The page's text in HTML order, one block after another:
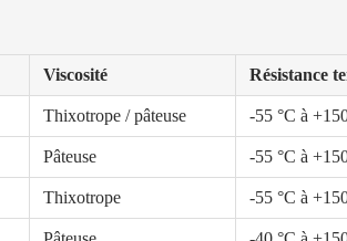
Viscosité Résistance
Thixotrope / pâteuse -55 °C à
Pâteuse -55 °C à
Thixotrope -55 °C à